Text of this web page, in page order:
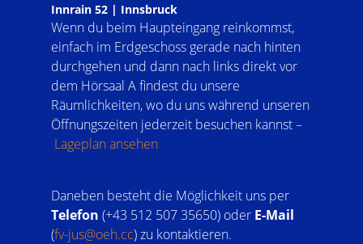
Innrain 52 | Innsbruck
Wenn du beim Haupteingang reinkommst,
einfach im Erdgeschoss gerade nach hinten
durchgehen und dann nach links direkt vor
dem Hörsaal A findest du unsere
Räumlichkeiten, wo du uns während unseren
Öffnungszeiten jederzeit besuchen kannst –
Lageplan ansehen
Daneben besteht die Möglichkeit uns per
Telefon (+43 512 507 35650) oder E-Mail
(fv-jus@oeh.cc) zu kontaktieren.